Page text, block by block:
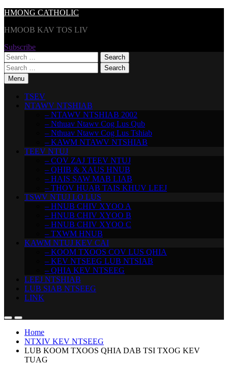
Skip
content
HMONG CATHOLIC
HMOOB KAV TOS LIV
Subscribe
Search
for:
Search
for:Menu
TSEV
NTAWV NTSHIAB
– NTAWV NTSHIAB 2002
– Nthuav Ntawv Cog Lus Qub
– Nthuav Ntawv Cog Lus Tshiab
– KAWM NTAWV NTSHIAB
TEEV NTUJ
– COV ZAJ TEEV NTUJ
– QHIB & XAUS HNUB
– HAIS SAW MAB LIAB
– THOV HUAB TAIS KHUV LEEJ
TSWV NTUJ LO LUS
– HNUB CHIV XYOO A
– HNUB CHIV XYOO B
– HNUB CHIV XYOO C
– TXWM HNUB
KAWM NTUJ KEV CAI
– KOOM TXOOS COV LUS QHIA
– KEV NTSEEG LUB NTSIAB
– QHIA KEV NTSEEG
LEEJ NTSHIAB
LUB SIAB NTSEEG
LINK
Home
NTXIV KEV NTSEEG
LUB KOOM TXOOS QHIA DAB TSI TXOG KEV
TUAG